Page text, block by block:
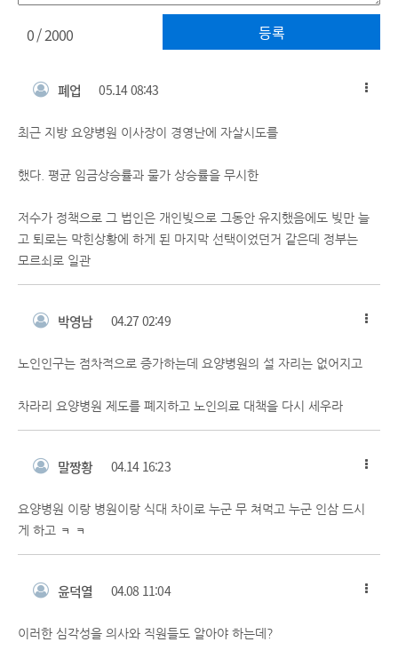
등록
0/ 2000
폐업 05.14 08:43
최근 지방 요양병원 이사장이 경영난에 자살시도를
했다. 평균 임금상승률과 물가 상승률을 무시한
저수가 정책으로 그 법인은 개인빚으로 그동안 유지했음에도 빚만 늘
고 퇴로는 막힌상황에 하게 된 마지막 선택이었던거 같은데 정부는
모르쇠로 일관
박영남 04.27 02:49
노인인구는 점차적으로 증가하는데 요양병원의 설 자리는 없어지고
차라리 요양병원 제도를 폐지하고 노인의료 대책을 다시 세우라
말짱황 04.14 16:23
요양병원 이랑 병원이랑 식대 차이로 누군 무 쳐먹고 누군 인삼 드시
게 하고 ㅋ ㅋ
윤덕열 04.08 11:04
이러한 심각성을 의사와 직원들도 알아야 하는데?